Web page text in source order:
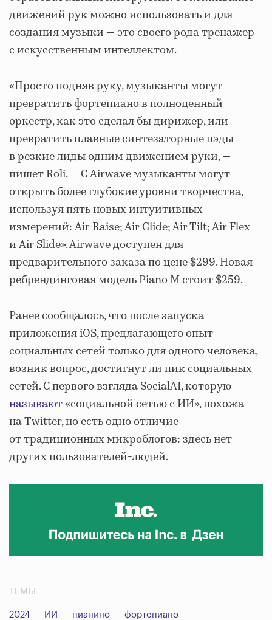
движений рук можно использовать и для
создания музыки — это своего рода тренажер
с искусственным интеллектом.
«Просто подняв руку, музыканты могут
превратить фортепиано в полноценный
оркестр, как это сделал бы дирижер, или
превратить плавные синтезаторные пэды
в резкие лиды одним движением руки, —
пишет Roli. — С Airwave музыканты могут
открыть более глубокие уровни творчества,
используя пять новых интуитивных
измерений: Air Raise; Air Glide; Air Tilt; Air Flex
и Air Slide». Airwave доступен для
предварительного заказа по цене $299. Новая
ребрендинговая модель Piano M стоит $259.
Ранее сообщалось, что после запуска
приложения iOS, предлагающего опыт
социальных сетей только для одного человека,
возник вопрос, достигнут ли пик социальных
сетей. С первого взгляда SocialAI, которую
называют«социальной сетью с ИИ», похожа
на Twitter, но есть одно отличие
от традиционных микроблогов: здесь нет
других пользователей-людей.
ТЕМЫ
2024 ИИ пианино фортепиано